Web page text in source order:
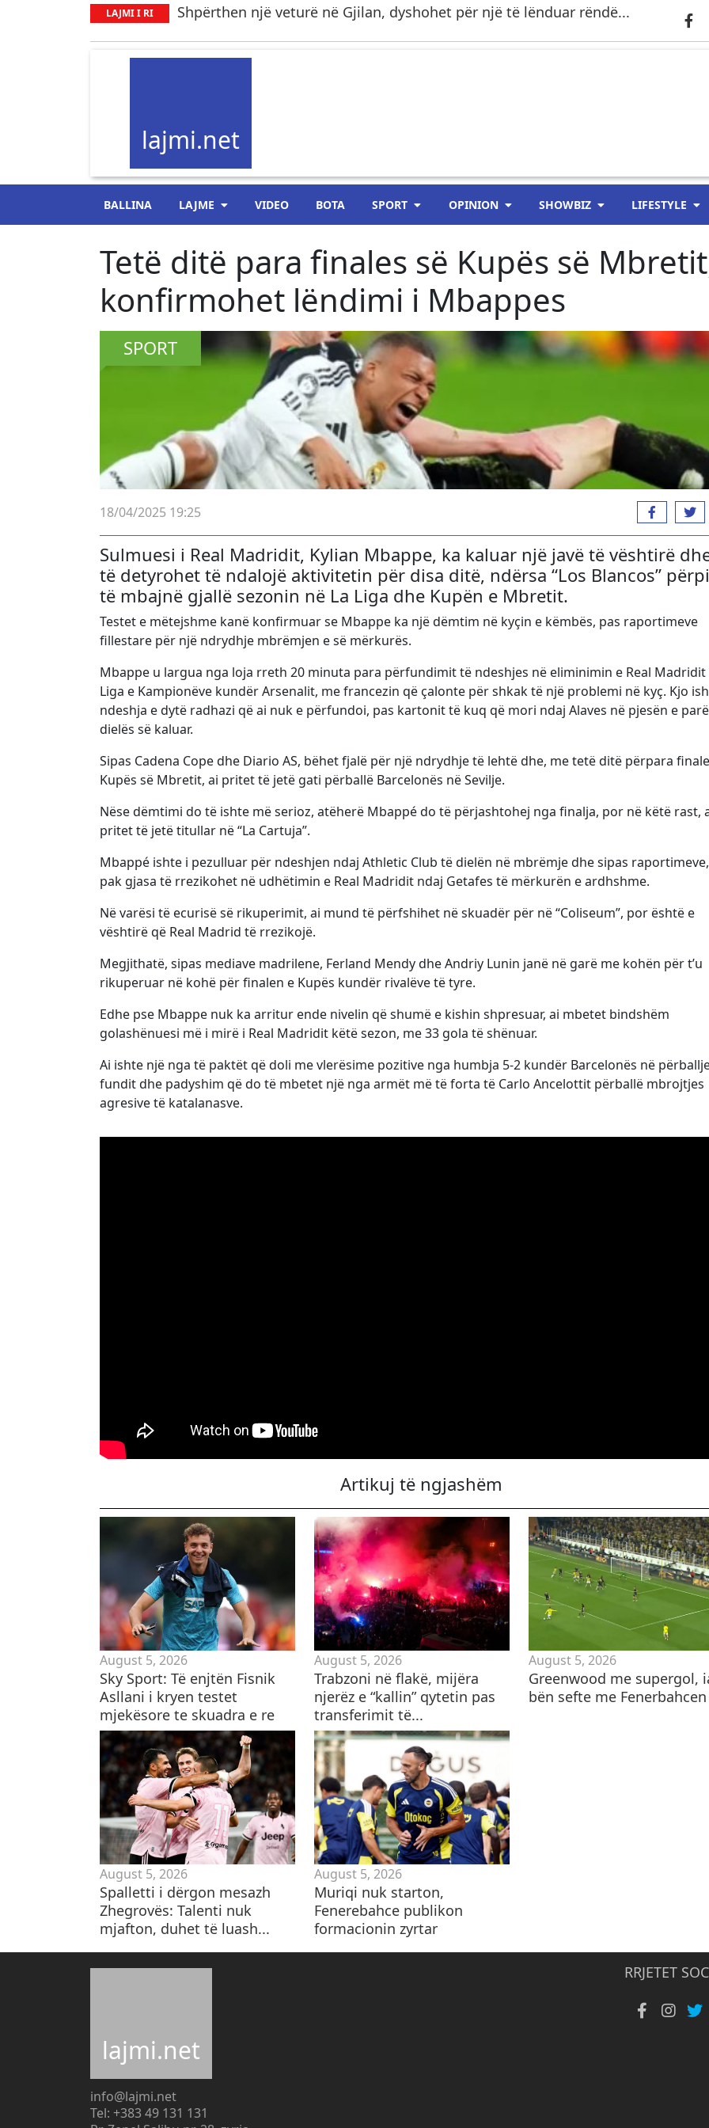
LAJMI I RI Shpërthen një veturë në Gjilan, dyshohet për një të lënduar rëndë...
lajmi.net
BALLINA LAJME VIDEO BOTA SPORT OPINION SHOWBIZ LIFESTYLE
Tetë ditë para finales së Kupës së
konfirmohet lëndimi i Mbappes
SPORT
18/04/2025 19:25
Sulmuesi i Real Madridit, Kylian Mbappe, ka kaluar një javë të vështirë
të detyrohet të ndalojë aktivitetin për disa ditë, ndërsa “Los Blancos”
të mbajnë gjallë sezonin në La Liga dhe Kupën e Mbretit.
Testet e mëtejshme kanë konfirmuar se Mbappe ka një dëmtim në kyçin e këmbës, pas raportimeve
fillestare për një ndrydhje mbrëmjen e së mërkurës.
Mbappe u largua nga loja rreth 20 minuta para përfundimit të ndeshjes në eliminimin e Real Madridit
Liga e Kampionëve kundër Arsenalit, me francezin që çalonte për shkak të një problemi në kyç. Kjo
ndeshja e dytë radhazi që ai nuk e përfundoi, pas kartonit të kuq që mori ndaj Alaves në pjesën e
dielës së kaluar.
Sipas Cadena Cope dhe Diario AS, bëhet fjalë për një ndrydhje të lehtë dhe, me tetë ditë përpara
Kupës së Mbretit, ai pritet të jetë gati përballë Barcelonës në Sevilje.
Nëse dëmtimi do të ishte më serioz, atëherë Mbappé do të përjashtohej nga finalja, por në këtë rast,
pritet të jetë titullar në “La Cartuja”.
Mbappé ishte i pezulluar për ndeshjen ndaj Athletic Club të dielën në mbrëmje dhe sipas
pak gjasa të rrezikohet në udhëtimin e Real Madridit ndaj Getafes të mërkurën e ardhshme.
Në varësi të ecurisë së rikuperimit, ai mund të përfshihet në skuadër për në “Coliseum”, por është e
vështirë që Real Madrid të rrezikojë.
Megjithatë, sipas mediave madrilene, Ferland Mendy dhe Andriy Lunin janë në garë me kohën për t’u
rikuperuar në kohë për finalen e Kupës kundër rivalëve të tyre.
Edhe pse Mbappe nuk ka arritur ende nivelin që shumë e kishin shpresuar, ai mbetet bindshëm
golashënuesi më i mirë i Real Madridit këtë sezon, me 33 gola të shënuar.
Ai ishte një nga të paktët që doli me vlerësime pozitive nga humbja 5-2 kundër Barcelonës në
fundit dhe padyshim që do të mbetet një nga armët më të forta të Carlo Ancelottit përballë mbrojtjes
agresive të katalanasve.
Artikuj të ngjashëm
August 5, 2026
Sky Sport: Të enjtën Fisnik
Asllani i kryen testet
mjekësore te skuadra e re
August 5, 2026
Trabzoni në flakë, mijëra
njerëz e “kallin” qytetin pas
transferimit të...
August 5, 2026
Greenwood me supergol,
bën sefte me Fenerbahcen
August 5, 2026
Spalletti i dërgon mesazh
Zhegrovës: Talenti nuk
mjafton, duhet të luash...
August 5, 2026
Muriqi nuk starton,
Fenerebahce publikon
formacionin zyrtar
lajmi.net
info@lajmi.net
Tel: +383 49 131 131
RRJETET